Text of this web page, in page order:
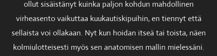
ollut sisäistänyt kuinka paljon kohdun mahdollinen
virheasento vaikuttaa kuukautiskipuihin, en tiennyt että
sellaista voi ollakaan. Nyt kun hoidan itseä tai toista, näen
kolmiulotteisesti myös sen anatomisen mallin mielessäni.